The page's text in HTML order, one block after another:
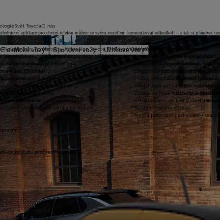
Elektrické vozy Sportovní vozy
Užitkové vozyVybrat vhodné financování
Vybrat vhodné
Toyota Kredit
Toyota Easy
Leasing KINTO One
zimních kol
na rok ZDARMA
Extracare
pro starší vozy
pneumatik
Care – prodloužená záruka na trakční
program prodeje
Zákaznická zóna
Online objednání do servisu
Kalkulátor servisních úkonů
Zákaznický portál Moje Toyota
Služby Toyota Connected/MyToyota
Aktualizace zařízení Touch 2 s
Záruka na nové vozidlo a asistenční
Aktualizace map
Servisní historie vozidel
Toyota potvrzení / schválení /
T-mate
Toyota Connected/MyToyota
CarPlay™ a Android Auto™
e-Call
u Toyoty
údaje – emise, pneumatiky
metodika měření emisí
dosutpnosti online služeb
Technologie pohonu
Let's go beyond
Elektrifikované
Plně hybridní pohon
Vodíkový palivový
Plug-in hybrid
Bateriové
Lídr v
Svět Toyota
Novinky Toyota
Kariéra
Výtvarná soutěž Auto Snů
Lovci Kilometrů
Olympijské partnerství
Team Toyota
Motorsport
GR
O nás
Kontakt - Autosalon Toyota Brno - ul. Vídeňská
C&K, a.s. člen skupiny AUTO UH
aplikace pro chytrý telefon můžete se svým vozidlem komunikovat odkudkoli – a tak si plánovat